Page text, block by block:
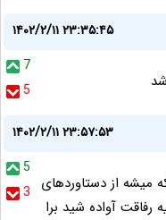
۱۴۰۲/۲/۱۱ ۲۳:۳۵:۴۵
7
5
۱۴۰۲/۲/۱۱ ۲۳:۵۷:۵۳
5
3
میشه از دستاوردهای
آواده شید برا